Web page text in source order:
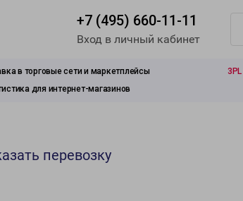
+7 (495) 660-11-11
Вход в личный кабинет
в торговые сети и маркетплейсы 3PL
для интернет-магазинов
перевозку